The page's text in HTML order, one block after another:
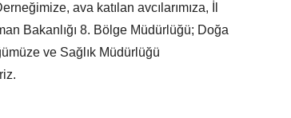
ava katılan avcılarımıza, İl
Bakanlığı 8. Bölge Müdürlüğü; Doğa
ve Sağlık Müdürlüğü